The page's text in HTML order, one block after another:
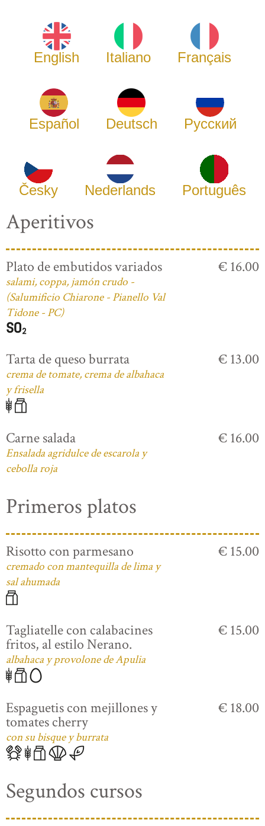
English Italiano Français
Español Deutsch Русский
Česky Nederlands Português
Aperitivos
Plato de embutidos variados
salami, coppa, jamón crudo -
(Salumificio Chiarone - Pianello Val
Tidone - PC)
€ 16.00
Tarta de queso burrata
crema de tomate, crema de albahaca
y frisella
€ 13.00
Carne salada
Ensalada agridulce de escarola y
cebolla roja
€ 16.00
Primeros platos
Risotto con parmesano
cremado con mantequilla de lima y
sal ahumada
€ 15.00
Tagliatelle con calabacines
fritos, al estilo Nerano.
albahaca y provolone de Apulia
€ 15.00
Espaguetis con mejillones y
tomates cherry
con su bisque y burrata
€ 18.00
Segundos cursos